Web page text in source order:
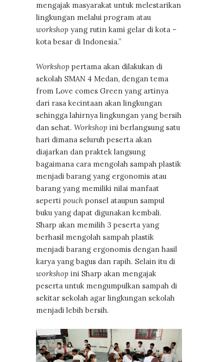
mengajak masyarakat untuk melestarikan
lingkungan melalui program atau
workshop yang rutin kami gelar di kota –
kota besar di Indonesia.”
Workshop pertama akan dilakukan di
sekolah SMAN 4 Medan, dengan tema
from Love comes Green yang artinya
dari rasa kecintaan akan lingkungan
sehingga lahirnya lingkungan yang bersih
dan sehat. Workshop ini berlangsung satu
hari dimana seluruh peserta akan
diajarkan dan praktek langsung
bagaimana cara mengolah sampah plastik
menjadi barang yang ergonomis atau
barang yang memiliki nilai manfaat
seperti pouch ponsel ataupun sampul
buku yang dapat digunakan kembali.
Sharp akan memilih 3 peserta yang
berhasil mengolah sampah plastik
menjadi barang ergonomis dengan hasil
karya yang bagus dan rapih. Selain itu di
workshop ini Sharp akan mengajak
peserta untuk mengumpulkan sampah di
sekitar sekolah agar lingkungan sekolah
menjadi lebih bersih.